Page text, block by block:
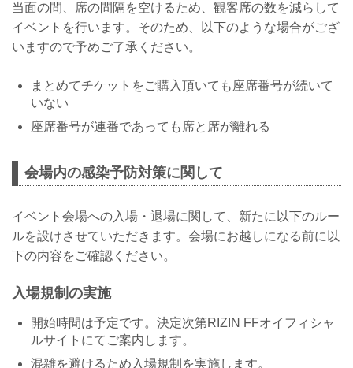
当面の間、席の間隔を空けるため、観客席の数を減らして
イベントを行います。そのため、以下のような場合がござ
いますので予めご了承ください。
まとめてチケットをご購入頂いても座席番号が続いて
いない
座席番号が連番であっても席と席が離れる
会場内の感染予防対策に関して
イベント会場への入場・退場に関して、新たに以下のルー
ルを設けさせていただきます。会場にお越しになる前に以
下の内容をご確認ください。
入場規制の実施
開始時間は予定です。決定次第RIZIN FFオイフィシャ
ルサイトにてご案内します。
混雑を避けるため入場規制を実施します。